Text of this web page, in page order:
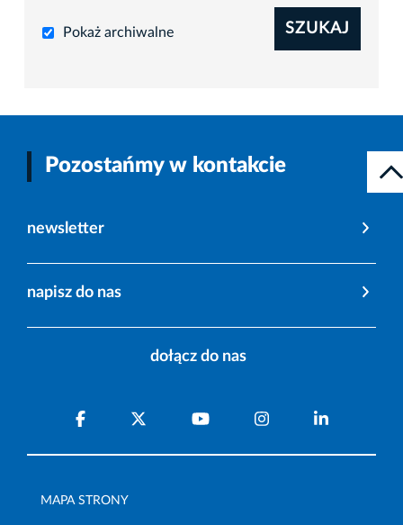
Pokaż archiwalne SZUKAJ
Pozostańmy w kontakcie
newsletter
napisz do nas
dołącz do nas
MAPA STRONY